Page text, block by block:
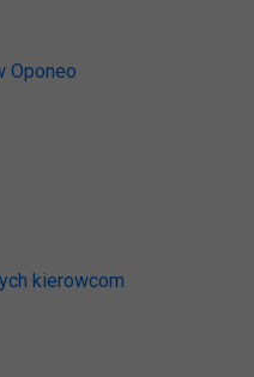
Oponeo
kierowcom